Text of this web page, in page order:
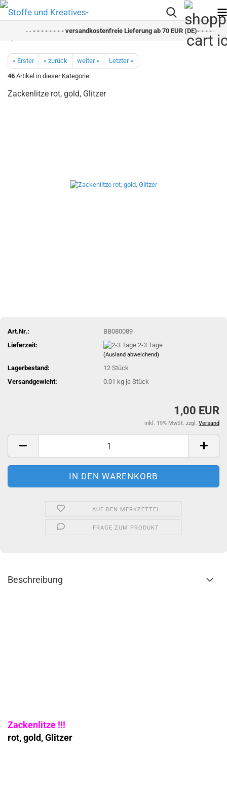
- - - - - - - - versandkostenfreie Lieferung ab 70 EUR (DE)- - - - - - -
« Erster « zurück weiter »
Letzter »
46 Artikel in dieser Kategorie
Zackenlitze rot, gold, Glitzer
Art.Nr.:
BB080089
Lieferzeit:
2-3 Tage
(Ausland abweichend)
Lagerbestand: 12Stück
Versandgewicht:
0.01 kg je Stück
1,00 EUR
inkl. 19% MwSt. zzgl. Versand
AUF DEN MERKZETTEL
FRAGE ZUM PRODUKT
Beschreibung
Zackenlitze !!!
rot, gold, Glitzer